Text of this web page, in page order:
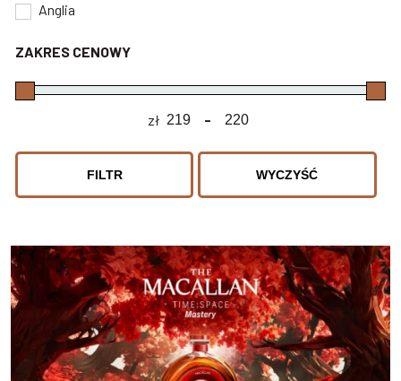
Anglia
ZAKRES CENOWY
zł Minimum Price
-
Maximum Price
FILTR WYCZYŚĆ